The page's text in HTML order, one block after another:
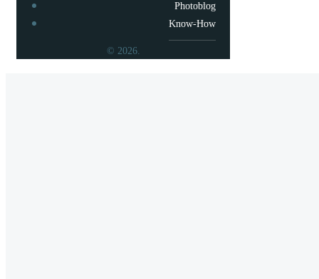
Photoblog
Know-How
© 2026.